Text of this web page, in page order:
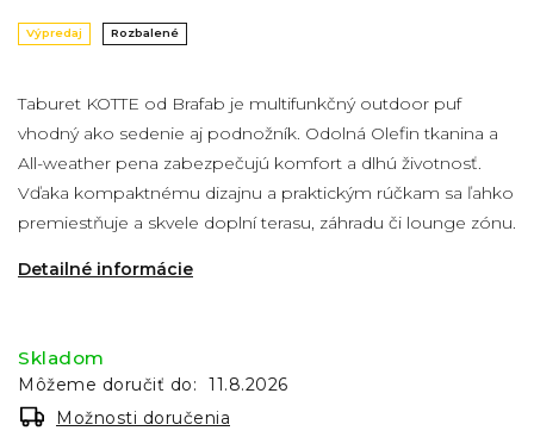
Výpredaj Rozbalené
Taburet KOTTE od Brafab je multifunkčný outdoor puf
vhodný ako sedenie aj podnožník. Odolná Olefin tkanina a
All-weather pena zabezpečujú komfort a dlhú životnosť.
Vďaka kompaktnému dizajnu a praktickým rúčkam sa ľahko
premiestňuje a skvele doplní terasu, záhradu či lounge zónu.
Detailné informácie
Skladom
Môžeme doručiť do:
11.8.2026
Možnosti doručenia